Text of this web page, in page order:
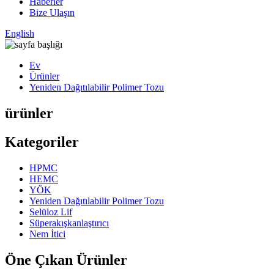
Bize Ulaşın
English
Ev
Ürünler
Yeniden Dağıtılabilir Polimer Tozu
ürünler
Kategoriler
HPMC
HEMC
YÖK
Yeniden Dağıtılabilir Polimer Tozu
Selüloz Lif
Süperakışkanlaştırıcı
Nem İtici
Öne Çıkan Ürünler